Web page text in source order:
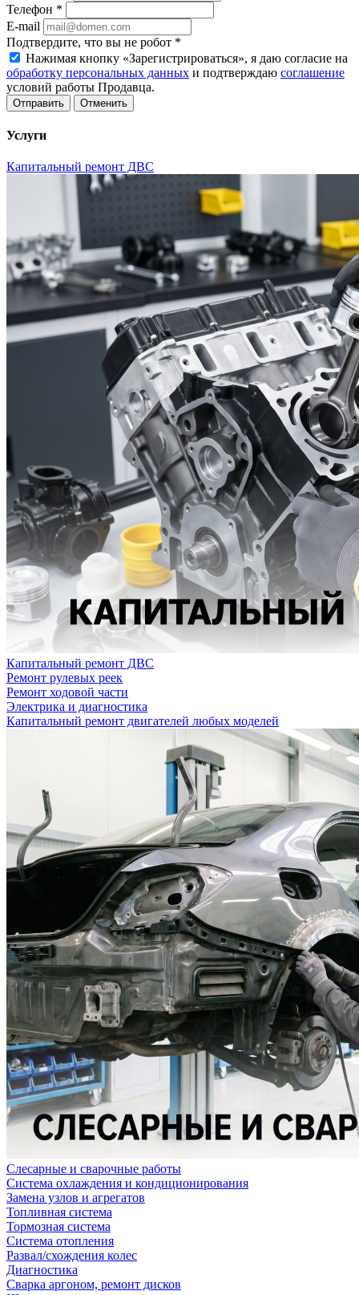
Телефон *
E-mail
Подтвердите, что вы не робот *
Нажимая кнопку «Зарегистрироваться», я даю согласие на
обработку персональных данных и подтверждаю соглашение
условий работы Продавца.
Отменить
Услуги
Капитальный ремонт ДВС
Капитальный ремонт ДВС
Ремонт рулевых реек
Ремонт ходовой части
Электрика и диагностика
Капитальный ремонт двигателей любых моделей
Слесарные и сварочные работы
Система охлаждения и кондиционирования
Замена узлов и агрегатов
Топливная система
Тормозная система
Система отопления
Развал/схождения колес
Диагностика
Сварка аргоном, ремонт дисков